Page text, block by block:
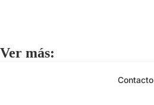
Contacto
Ver más: